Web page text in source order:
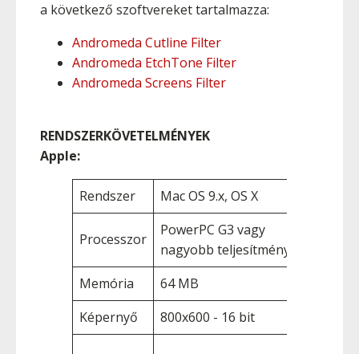
a következő szoftvereket tartalmazza:
Andromeda Cutline Filter
Andromeda EtchTone Filter
Andromeda Screens Filter
RENDSZERKÖVETELMÉNYEK
Apple:
Rendszer Mac OS 9.x, OS X
Processzor
PowerPC G3 vagy
nagyobb teljesítményû
Memória
64 MB
Képernyő
800x600 - 16 bit